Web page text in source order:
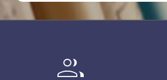
group